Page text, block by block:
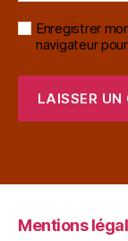
Enregistrer
navigateur
Mentions